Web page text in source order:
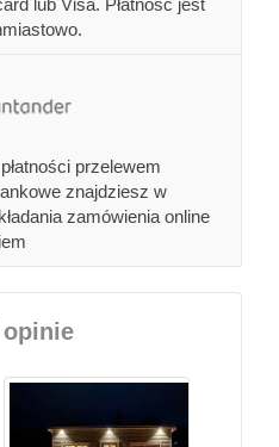
przelewem
znajdziesz w
zamówienia online